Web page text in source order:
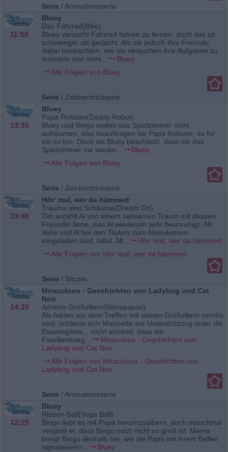
Serie /Animationsserie
11:50
Bluey
Das Fahrrad(Bike)
Bluey versucht Fahrrad fahren zu lernen, doch das ist
schwieriger als gedacht. Als sie jedoch ihre Freunde
dabei beobachten, wie sie versuchen ihre Aufgaben zu
meistern und nicht...
Bluey
Alle Folgen von Bluey
Serie / Zeichentrickserie
13:30
Bluey
Papa Roboter(Daddy Robot)
Bluey und Bingo wollen das Spielzimmer nicht
aufräumen, also beauftragen sie Papa Roboter, es für
sie zu tun. Doch als Bluey beschließt, dass sie das
Spielzimmer nie wieder...
Bluey
Alle Folgen von Bluey
Serie / Zeichentrickserie
23:40
Hör‘ mal, wer da hämmert
Träume sind Schäume(Dream On)
Tim erzählt Al von einem seltsamen Traum mit dessen
Freundin Ilene, was Al wiederum sehr beunruhigt. Als
Ilene und Al bei den Taylors zum Abendessen
eingeladen sind, bittet Jill...
Hör‘ mal, wer da hämmert
Alle Folgen von Hör‘ mal, wer da hämmert
Serie / Sitcom
14:20
Miraculous - Geschichten von Ladybug und Cat
Noir
Adriens Großeltern(Werepapas)
Als Adrien vor dem Treffen mit seinen Großeltern nervös
wird, schleust sich Marinette zur Unterstützung unter die
Essensgäste... nicht ahnend, dass ein
Familienkrieg...
Miraculous - Geschichten von
Ladybug und Cat Noir
Alle Folgen von Miraculous - Geschichten von
Ladybug und Cat Noir
Serie /Animationsserie
12:25
Bluey
Riesen-Ball(Yoga Ball)
Bingo liebt es mit Papa herumzualbern, doch manchmal
vergisst er, dass Bingo noch nicht so groß ist. Mama
bringt Bingo deshalb bei, wie sie Papa mit ihrem Bellen
signalisieren...
Bluey